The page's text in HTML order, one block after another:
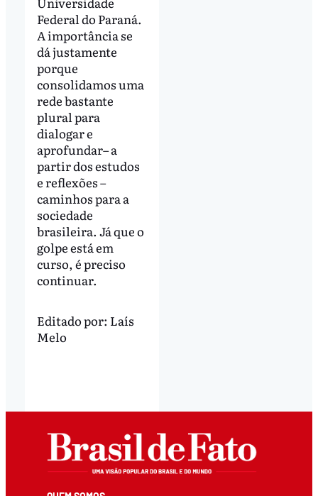
Federal do Paraná.
A importância se
dá justamente
porque
consolidamos uma
rede bastante
plural para
dialogar e
aprofundar– a
partir dos estudos
e reflexões –
caminhos para a
sociedade
brasileira. Já que o
golpe está em
curso, é preciso
continuar.
Editado por: Laís
Melo